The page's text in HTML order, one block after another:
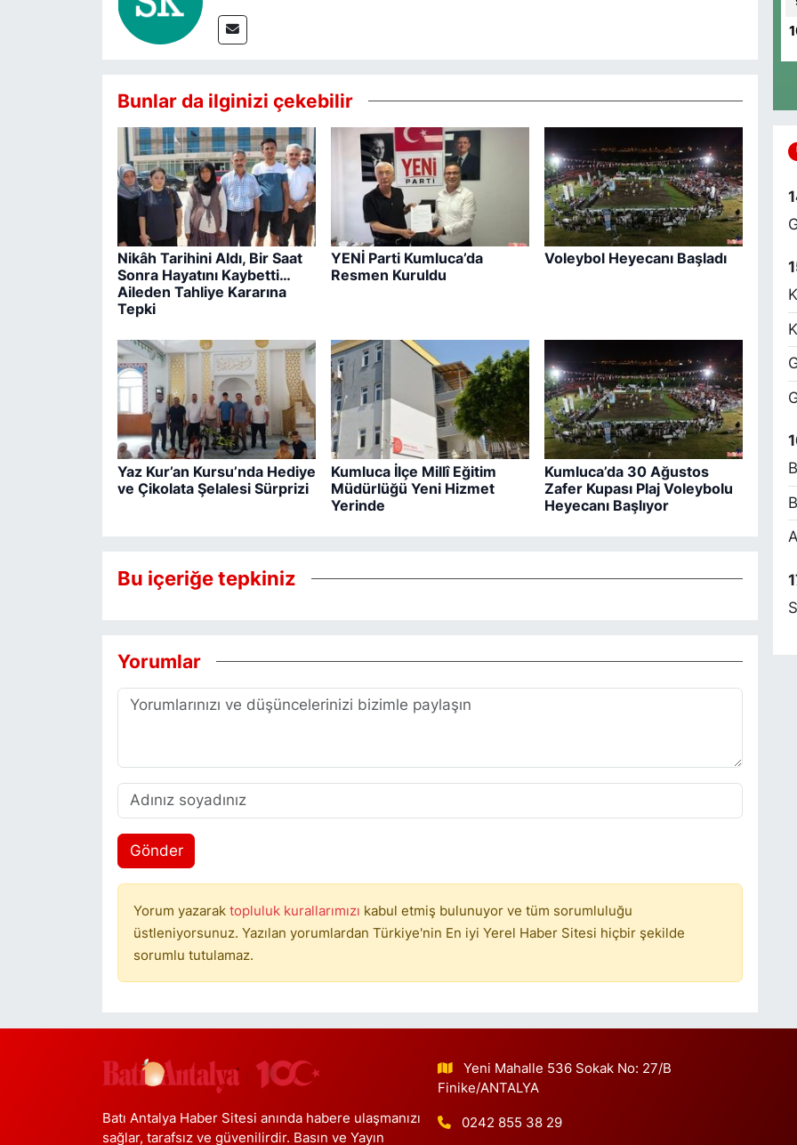
Bunlar da ilginizi çekebilir
Nikâh Tarihini Aldı, Bir Saat
Sonra Hayatını Kaybetti…
Aileden Tahliye Kararına
Tepki
YENİ Parti Kumluca’da
Resmen Kuruldu
Voleybol Heyecanı Başladı
Yaz Kur’an Kursu’nda Hediye
ve Çikolata Şelalesi Sürprizi
Kumluca İlçe Millî Eğitim
Müdürlüğü Yeni Hizmet
Yerinde
Kumluca’da 30 Ağustos
Zafer Kupası Plaj Voleybolu
Heyecanı Başlıyor
Bu içeriğe tepkiniz
Yorumlar
Gönder
Yorum yazarak topluluk kurallarımızı kabul etmiş bulunuyor ve tüm sorumluluğu
üstleniyorsunuz. Yazılan yorumlardan Türkiye'nin En iyi Yerel Haber Sitesi hiçbir şekilde
sorumlu tutulamaz.
Batı Antalya Haber Sitesi anında habere ulaşmanızı
sağlar, tarafsız ve güvenilirdir. Basın ve Yayın
Yeni Mahalle 536 Sokak No: 27/B
Finike/ANTALYA
0242 855 38 29